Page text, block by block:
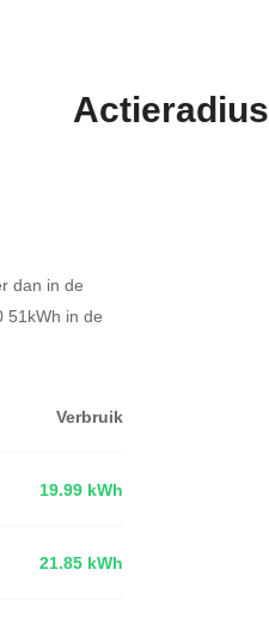
dan in de
51kWh in de
Verbruik
19.99 kWh
21.85 kWh